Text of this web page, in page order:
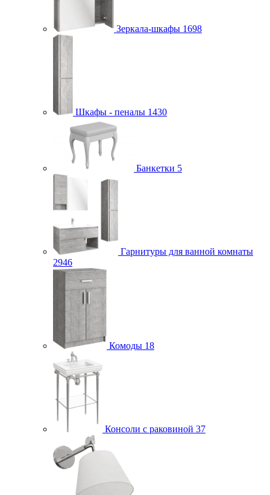
Зеркала-шкафы 1698
Шкафы - пеналы 1430
Банкетки 5
Гарнитуры для ванной комнаты
2946
Комоды 18
Консоли с раковиной 37